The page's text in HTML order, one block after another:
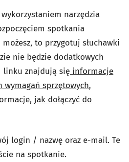
narzędzia
spotkania
to przygotuj słuchawki
nie będzie dodatkowych
linku znajdują się informacje
sprzętowych,
jak dołączyć do
login / nazwę oraz e-mail. Te
na spotkanie.